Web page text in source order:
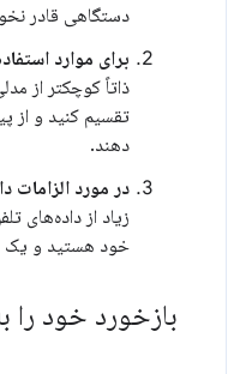
دستگاهی قادر
برای موارد
ذاتاً کوچکتر از
تقسیم کنید و از
دهند.
در مورد الزامات
زیاد از داده‌های
خود هستید و یک
بازخورد خود را